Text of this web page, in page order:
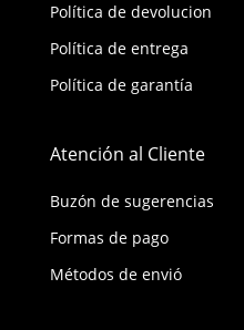
Política de devolucion
Política de entrega
Política de garantía
Atención al Cliente
Buzón de sugerencias
Formas de pago
Métodos de envió